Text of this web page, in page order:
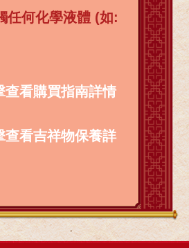
任何化學液體 (如:
查看購買指南詳情
查看吉祥物保養詳